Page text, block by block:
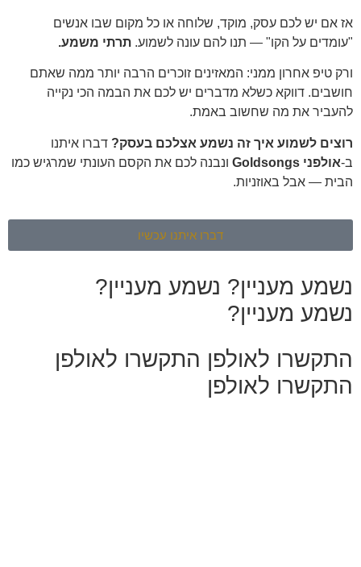
אז אם יש לכם עסק, מוקד, שלוחה או כל מקום שבו אנשים
"עומדים על הקו" — תנו להם עונה לשמוע. תרתי משמע.
ורק טיפ אחרון ממני: המאזינים זוכרים הרבה יותר ממה שאתם
חושבים. דווקא כשלא מדברים יש לכם את הבמה הכי נקייה
להעביר את מה שחשוב באמת.
רוצים לשמוע איך זה נשמע אצלכם בעסק? דברו איתנו
ב-אולפני Goldsongs
ונבנה לכם את הקסם העונתי שמרגיש כמו
הבית — אבל באוזניות.
דברו איתנו עכשיו
נשמע מעניין? נשמע מעניין?
נשמע מעניין?
התקשרו לאולפן התקשרו לאולפן
התקשרו לאולפן